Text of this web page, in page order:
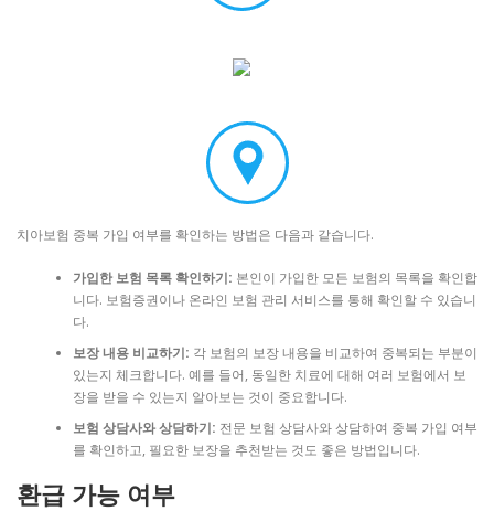
치아보험 중복 가입 여부를 확인하는 방법은 다음과 같습니다.
가입한 보험 목록 확인하기: 본인이 가입한 모든 보험의 목록을 확인합
니다. 보험증권이나 온라인 보험 관리 서비스를 통해 확인할 수 있습니
다.
보장 내용 비교하기: 각 보험의 보장 내용을 비교하여 중복되는 부분이
있는지 체크합니다. 예를 들어, 동일한 치료에 대해 여러 보험에서 보
장을 받을 수 있는지 알아보는 것이 중요합니다.
보험 상담사와 상담하기: 전문 보험 상담사와 상담하여 중복 가입 여부
를 확인하고, 필요한 보장을 추천받는 것도 좋은 방법입니다.
환급 가능 여부